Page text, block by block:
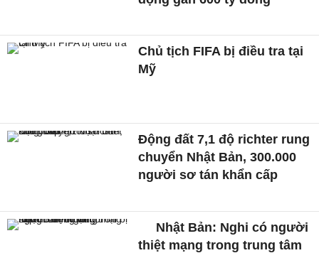
Chủ tịch FIFA bị điều tra tại
Mỹ
Động đất 7,1 độ richter rung
chuyển Nhật Bản, 300.000
người sơ tán khẩn cấp
Nhật Bản: Nghi có người
thiệt mạng trong trung tâm